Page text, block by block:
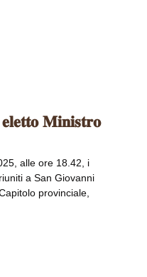
𝐌𝐢𝐧𝐢𝐬𝐭𝐫𝐨
alle ore 18.42, i
a San Giovanni
provinciale,